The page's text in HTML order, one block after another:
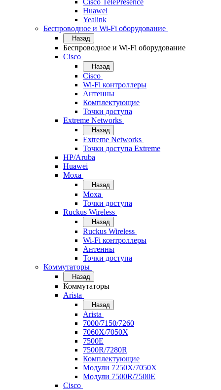
Cisco TelePresence
Huawei
Yealink
Беспроводное и Wi-Fi оборудование
Назад
Беспроводное и Wi-Fi оборудование
Cisco
Назад
Cisco
Wi-Fi контроллеры
Антенны
Комплектующие
Точки доступа
Extreme Networks
Назад
Extreme Networks
Точки доступа Extreme
HP/Aruba
Huawei
Moxa
Назад
Moxa
Точки доступа
Ruckus Wireless
Назад
Ruckus Wireless
Wi-Fi контроллеры
Антенны
Точки доступа
Коммутаторы
Назад
Коммутаторы
Arista
Назад
Arista
7000/7150/7260
7060X/7050X
7500E
7500R/7280R
Комплектующие
Модули 7250X/7050X
Модули 7500R/7500E
Cisco